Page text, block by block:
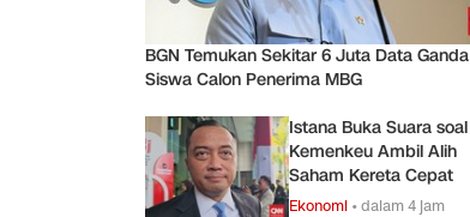
BGN Temukan Sekitar 6 Juta Data Ganda
Siswa Calon Penerima MBG
Istana Buka Suara soal
Kemenkeu Ambil Alih
Saham Kereta Cepat
Ekonomi •dalam 4 jam